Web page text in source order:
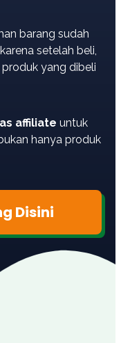
barang sudah
karena setelah beli,
yang dibeli
affiliate untuk
hanya produk
Disini